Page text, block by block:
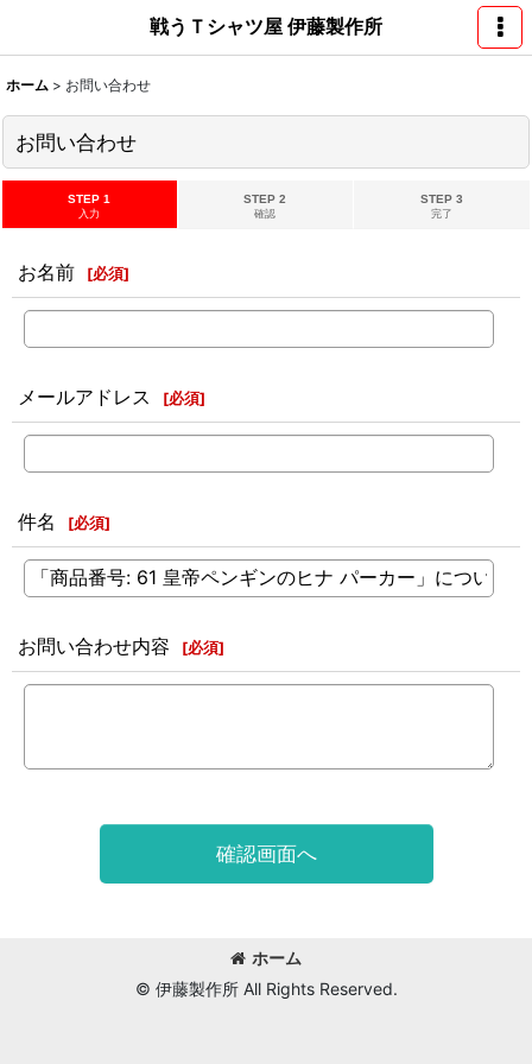
戦うＴシャツ屋 伊藤製作所
ホーム > お問い合わせ
お問い合わせ
STEP 1
入力
STEP 2
確認
STEP 3
完了
お名前 [必須]
メールアドレス [必須]
件名 [必須]
お問い合わせ内容 [必須]
確認画面へ
ホーム
© 伊藤製作所 All Rights Reserved.